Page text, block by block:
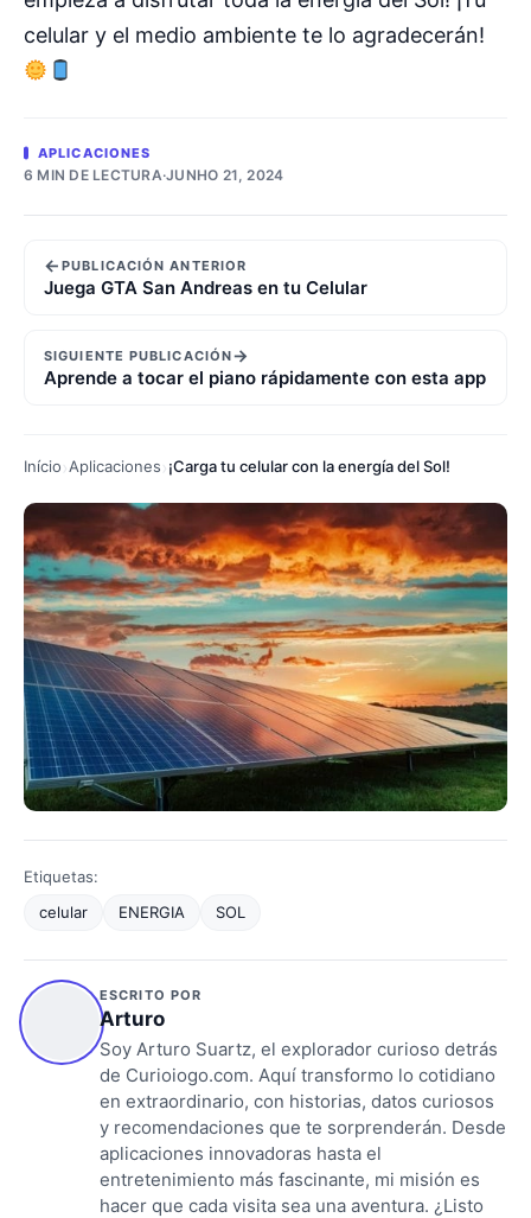
celular y el medio ambiente te lo agradecerán!
APLICACIONES
6 MIN DE LECTURA·JUNHO 21, 2024
←PUBLICACIÓN ANTERIOR
Juega GTA San Andreas en tu Celular
SIGUIENTE PUBLICACIÓN→
Aprende a tocar el piano rápidamente con esta app
Início Aplicaciones ¡Carga tu celular con la energía del Sol!
Etiquetas:
celular
ENERGIA SOL
ESCRITO POR
Arturo
Soy Arturo Suartz, el explorador curioso detrás
de Curioiogo.com. Aquí transformo lo cotidiano
en extraordinario, con historias, datos curiosos
y recomendaciones que te sorprenderán. Desde
aplicaciones innovadoras hasta el
entretenimiento más fascinante, mi misión es
hacer que cada visita sea una aventura. ¿Listo